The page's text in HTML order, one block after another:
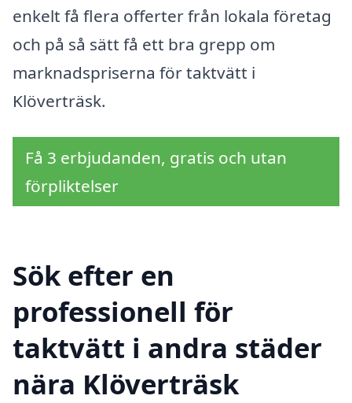
enkelt få flera offerter från lokala företag
och på så sätt få ett bra grepp om
marknadspriserna för taktvätt i
Klöverträsk.
Få 3 erbjudanden, gratis och utan
förpliktelser
Sök efter en
professionell för
taktvätt i andra städer
nära Klöverträsk